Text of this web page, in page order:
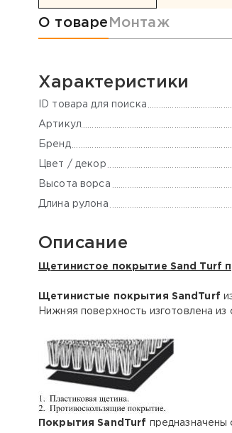
Информация о
О товаре Монтаж
Характеристики
ID товара для поиска
Артикул
Бренд
Цвет / декор
Высота ворса
Длина рулона
Описание
Щетинистое покрытие Sand Turf
Щетинистые покрытия SandTurf
Нижняя поверхность изготовлена
Покрытия SandTurf предназначены